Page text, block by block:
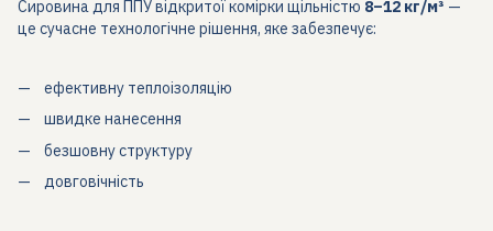
Сировина для ППУ відкритої комірки щільністю 8–12 кг/м³ —
це сучасне технологічне рішення, яке забезпечує:
ефективну теплоізоляцію
швидке нанесення
безшовну структуру
довговічність